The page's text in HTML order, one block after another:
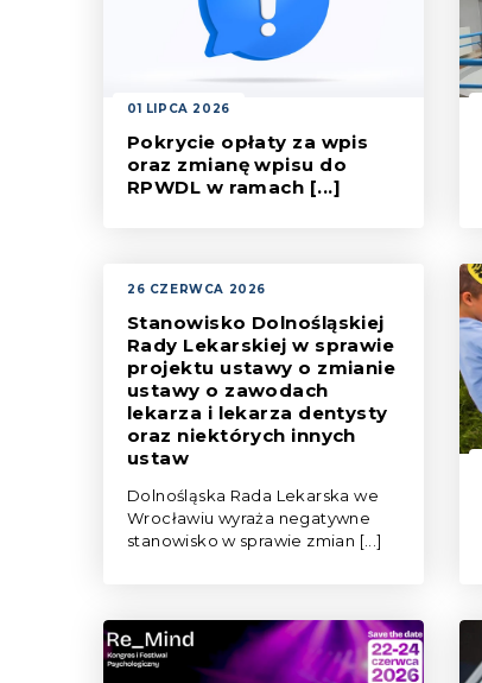
01 LIPCA 2026
Pokrycie opłaty za wpis
oraz zmianę wpisu do
RPWDL w ramach [...]
Uchwałę 129/2026 w sprawie
zaliczenia części opłaty z tytułu
składki członkowskiej uiszczonej
przez lekarzy, lekarzy dentystów
zamierzających wykonywać lub
wykonujących zawód w ramach
działalności leczniczej na poczet
opłaty…
26 CZERWCA 2026
Stanowisko Dolnośląskiej
Rady Lekarskiej w sprawie
projektu ustawy o zmianie
ustawy o zawodach
lekarza i lekarza dentysty
oraz niektórych innych
ustaw
Dolnośląska Rada Lekarska we
Wrocławiu wyraża negatywne
stanowisko w sprawie zmian [...]